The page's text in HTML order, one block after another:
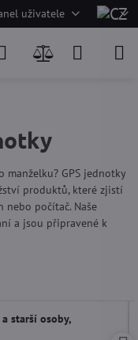
uživatele
GPS jednotky
produktů, které zjistí
počítač. Naše
a jsou připravené k
starší osoby,